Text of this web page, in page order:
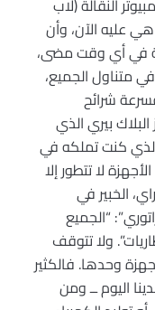
النقالة (لاب
عليه الآن، وأن
في أي وقت مضى،
متناول الجميع،
شرائح
بيري الذي
كنت تملكه في
لا تتطور إلا
الخبير في
“الجميع
ولا تتوقف
وحدها. فالكثير
اليوم ــ ومن